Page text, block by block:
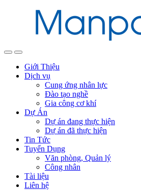
Giới Thiệu
Dịch vụ
Cung ứng nhân lực
Đào tạo nghề
Gia công cơ khí
Dự Án
Dự án đang thực hiện
Dự án đã thực hiện
Tin Tức
Tuyển Dụng
Văn phòng, Quản lý
Công nhân
Tài liệu
Liên hệ